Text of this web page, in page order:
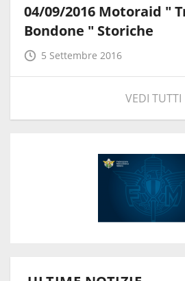
04/09/2016 Motoraid "
Bondone " Storiche
5 Settembre 2016
VEDI TUTTI